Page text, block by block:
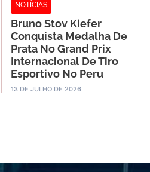
NOTÍCIAS
Bruno Stov Kiefer
Conquista Medalha De
Prata No Grand Prix
Internacional De Tiro
Esportivo No Peru
13 DE JULHO DE 2026